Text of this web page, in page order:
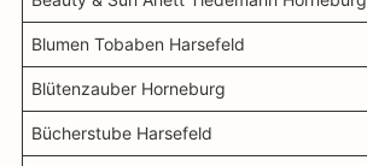
Blumen Tobaben Harsefeld
Blütenzauber Horneburg
Bücherstube Harsefeld